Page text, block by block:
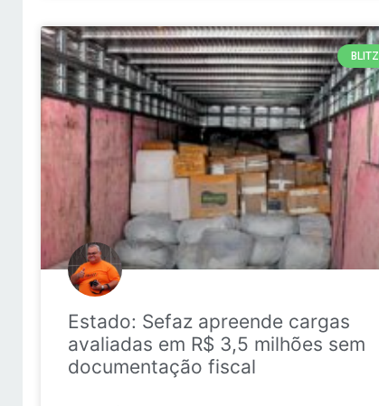
BLITZ
Estado: Sefaz apreende cargas
avaliadas em R$ 3,5 milhões sem
documentação fiscal